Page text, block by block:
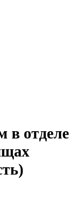
в отделе